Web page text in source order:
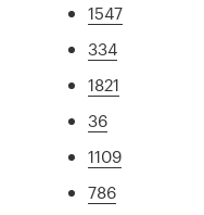
1547
334
1821
36
1109
786